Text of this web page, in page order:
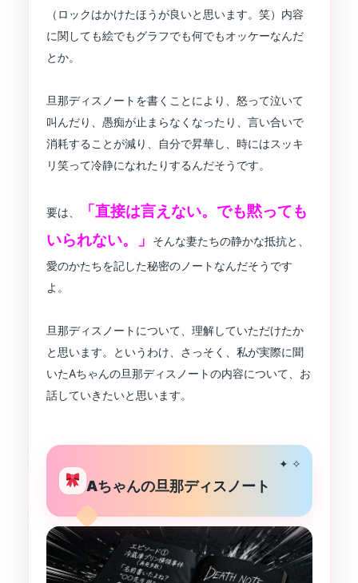
（ロックはかけたほうが良いと思います。笑）内容
に関しても絵でもグラフでも何でもオッケーなんだ
とか。
旦那ディスノートを書くことにより、怒って泣いて
叫んだり、愚痴が止まらなくなったり、言い合いで
消耗することが減り、自分で昇華し、時にはスッキ
リ笑って冷静になれたりするんだそうです。
要は、
「直接は言えない。でも黙っても
いられない。」
そんな妻たちの静かな抵抗と、
愛のかたちを記した秘密のノートなんだそうです
よ。
旦那ディスノートについて、理解していただけたか
と思います。というわけ、さっそく、私が実際に聞
いたAちゃんの旦那ディスノートの内容について、お
話していきたいと思います。
✦ ✧
Aちゃんの旦那ディスノート